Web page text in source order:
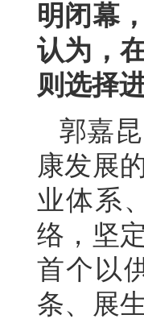
明闭幕
认为，
则选择
郭嘉
康发展
业体系
络，坚
首个以
条、展